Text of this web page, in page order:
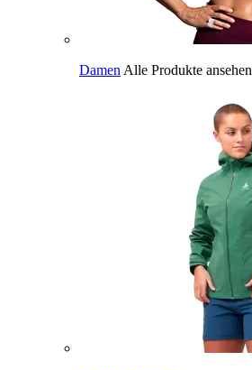
Damen Alle Produkte ansehen